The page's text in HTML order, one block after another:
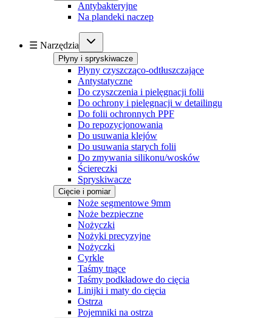
Antybakteryjne
Na plandeki naczep
☰ Narzędzia
Płyny i spryskiwacze
Płyny czyszcząco-odtłuszczające
Antystatyczne
Do czyszczenia i pielęgnacji folii
Do ochrony i pielęgnacji w detailingu
Do folii ochronnych PPF
Do repozycjonowania
Do usuwania klejów
Do usuwania starych folii
Do zmywania silikonu/wosków
Ściereczki
Spryskiwacze
Cięcie i pomiar
Noże segmentowe 9mm
Noże bezpieczne
Nożyczki
Nożyki precyzyjne
Nożyczki
Cyrkle
Taśmy tnące
Taśmy podkładowe do cięcia
Linijki i maty do cięcia
Ostrza
Pojemniki na ostrza